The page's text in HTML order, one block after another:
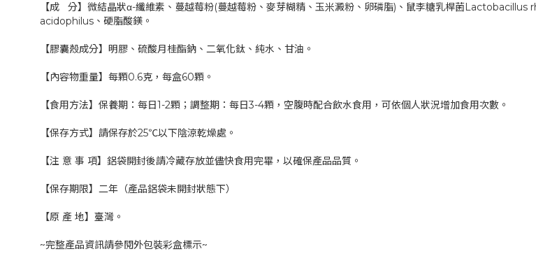
【成 分】微結晶狀α-纖維素、蔓越莓粉(蔓越莓粉、麥芽糊精、玉米澱粉、卵磷脂)、鼠李糖乳桿菌
acidophilus、硬脂酸鎂。
【膠囊殼成分】明膠、硫酸月桂酯鈉、二氧化鈦、純水、甘油。
【內容物重量】每顆0.6克，每盒60顆。
【食用方法】保養期：每日1-2顆；調整期：每日3-4顆，空腹時配合飲水食用，可依個人狀況增加食用次數。
【保存方式】請保存於25℃以下陰涼乾燥處。
【注 意 事 項】鋁袋開封後請冷藏存放並儘快食用完畢，以確保產品品質。
【保存期限】二年（產品鋁袋未開封狀態下）
【原 產 地】臺灣。
~完整產品資訊請參閱外包裝彩盒標示~